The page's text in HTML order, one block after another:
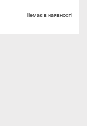
Немає в наявності